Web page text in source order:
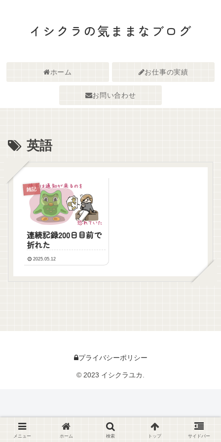
イシクラの気ままなブログ
ホーム お仕事の実績
お問い合わせ
英語
雑記
連続記録200日目前で
折れた
2025.05.12
プライバシーポリシー
© 2023 イシクラユカ.
メニュー ホーム 検索 トップ サイドバー